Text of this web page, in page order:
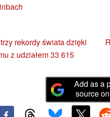
rekordy świata dzięki
z udziałem 33 615
Add as a
source